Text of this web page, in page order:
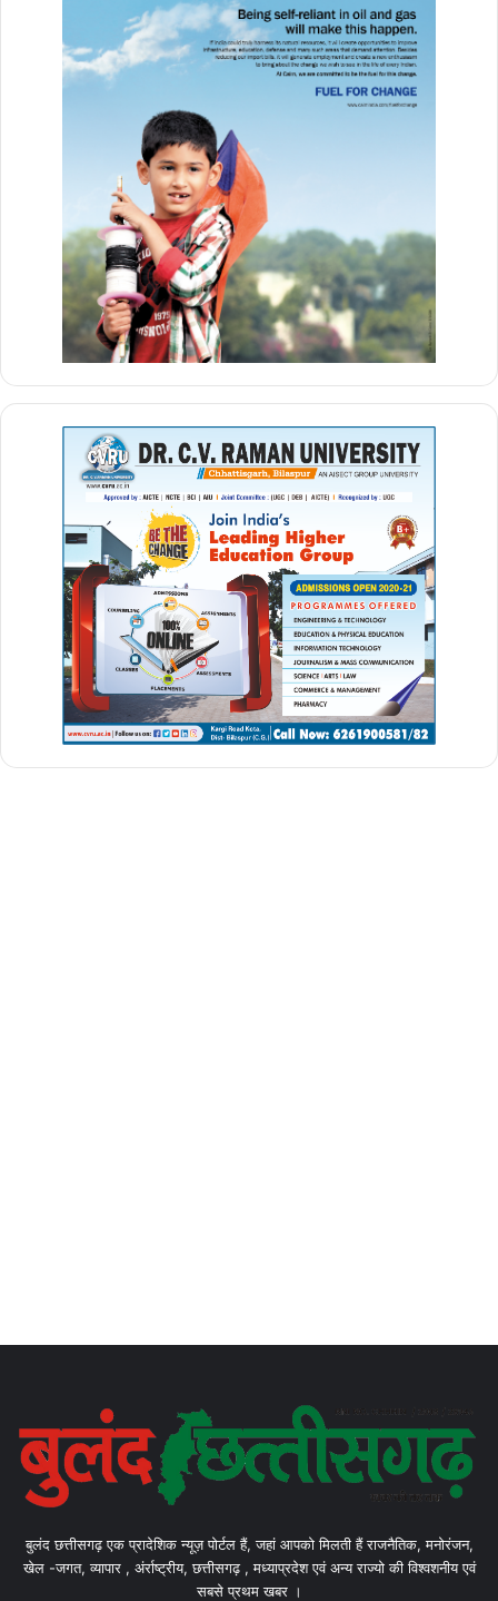
बुलंद छत्तीसगढ़ एक प्रादेशिक न्यूज़ पोर्टल हैं, जहां आपको मिलती हैं राजनैतिक, मनोरंजन,
खेल -जगत, व्यापार , अंर्राष्ट्रीय, छत्तीसगढ़ , मध्याप्रदेश एवं अन्य राज्यो की विश्वशनीय एवं
सबसे प्रथम खबर ।